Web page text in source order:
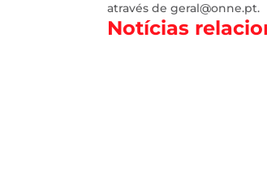
através de geral@onne.pt.
Notícias